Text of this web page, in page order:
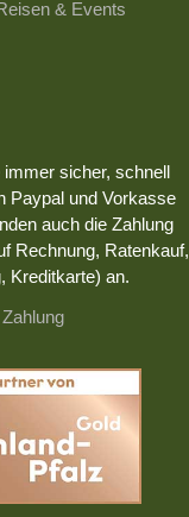
& Events
sicher, schnell
Paypal und Vorkasse
auch die Zahlung
Rechnung, Ratenkauf,
Kreditkarte) an.